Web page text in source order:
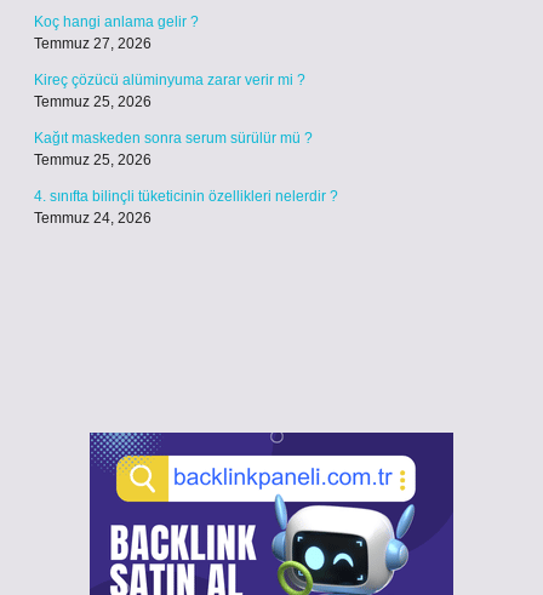
Koç hangi anlama gelir ?
Temmuz 27, 2026
Kireç çözücü alüminyuma zarar verir mi ?
Temmuz 25, 2026
Kağıt maskeden sonra serum sürülür mü ?
Temmuz 25, 2026
4. sınıfta bilinçli tüketicinin özellikleri nelerdir ?
Temmuz 24, 2026